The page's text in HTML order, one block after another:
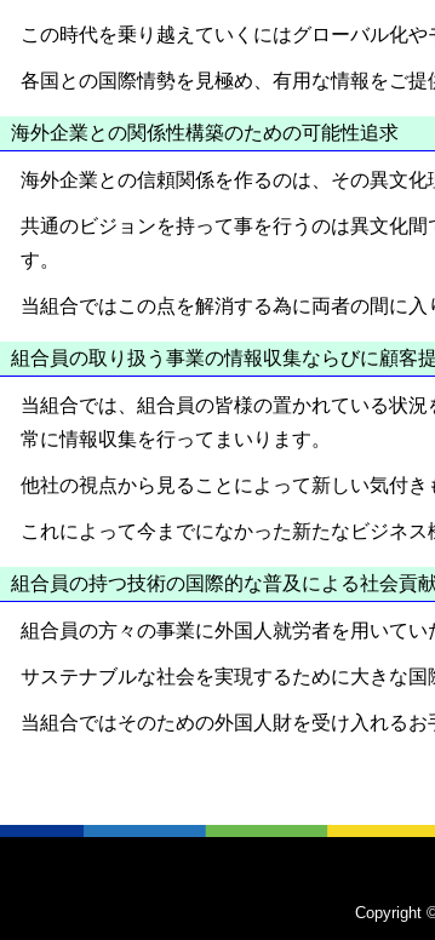
この時代を乗り越えていくにはグローバル化
各国との国際情勢を見極め、有用な情報をご提
海外企業との関係性構築のための可能性追求
海外企業との信頼関係を作るのは、その異文
共通のビジョンを持って事を行うのは異文化
す。
当組合ではこの点を解消する為に両者の間に入
組合員の取り扱う事業の情報収集ならびに顧客
当組合では、組合員の皆様の置かれている状
常に情報収集を行ってまいります。
他社の視点から見ることによって新しい気付き
これによって今までになかった新たなビジネス
組合員の持つ技術の国際的な普及による社
組合員の方々の事業に外国人就労者を用いて
サステナブルな社会を実現するために大きな国
当組合ではそのための外国人財を受け入れるお
Copyright